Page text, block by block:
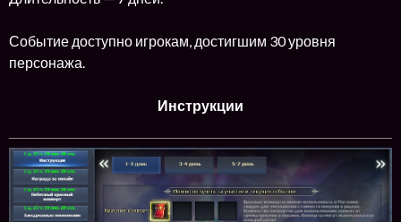
Событие доступно игрокам, достигшим 30 уровня
персонажа.
Инструкции